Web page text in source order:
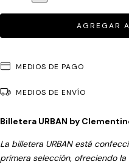
MEDIOS DE PAGO
MEDIOS DE ENVÍO
Billetera URBAN by
La billetera URBAN está
primera selección, ofreciendo la